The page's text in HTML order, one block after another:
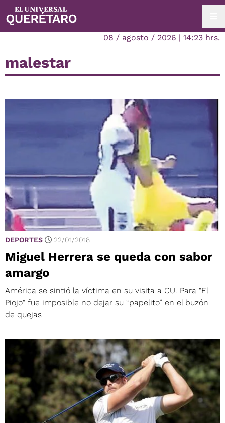
08 / agosto / 2026 | 14:23 hrs.
malestar
DEPORTES 22/01/2018
Miguel Herrera se queda con sabor
amargo
América se sintió la víctima en su visita a CU. Para "El
Piojo" fue imposible no dejar su “papelito” en el buzón
de quejas